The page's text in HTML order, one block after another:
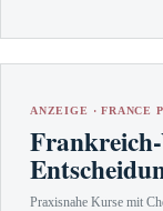
ANZEIGE · FRANCE
Praxisnahe Kurse mit